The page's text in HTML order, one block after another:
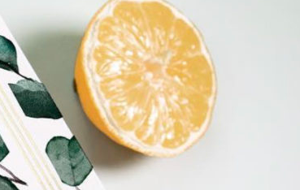
Adresse email*
En vous inscrivant, vous acceptez de
vous conformer à lapolitique de
confidentialité.